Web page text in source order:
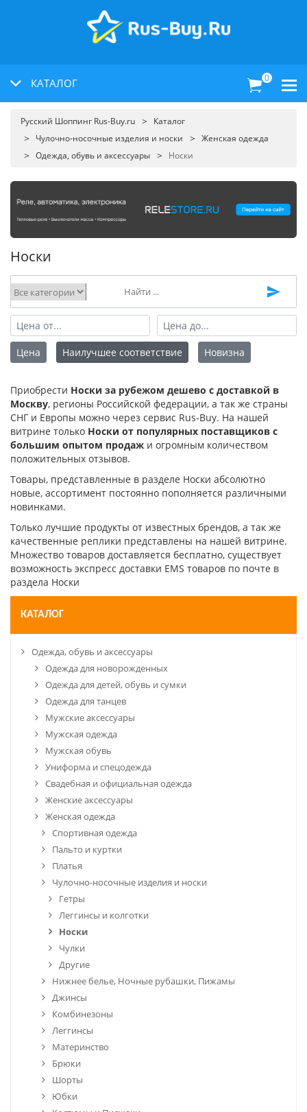
КАТАЛОГ 0
Русский Шоппинг Rus-Buy.ru
Каталог
Чулочно-носочные изделия и носки
Женская одежда
Одежда, обувь и аксессуары
Носки
Носки
КАТАЛОГ
Одежда, обувь и аксессуары
Одежда для новорожденных
Одежда для детей, обувь и сумки
Одежда для танцев
Мужские аксессуары
Мужская одежда
Мужская обувь
Униформа и спецодежда
Свадебная и официальная одежда
Женские аксессуары
Женская одежда
Спортивная одежда
Пальто и куртки
Платья
Чулочно-носочные изделия и носки
Гетры
Леггинсы и колготки
Носки
Чулки
Другие
Нижнее белье, Ночные рубашки, Пижамы
Джинсы
Комбинезоны
Леггинсы
Материнство
Брюки
Шорты
Юбки
Цена Наилучшее соответствие Новизна
Приобрести Носки за рубежом дешево с доставкой в
Москву, регионы Российской федерации, а так же страны
СНГ и Европы можно через сервис Rus-Buy. На нашей
витрине только Носки от популярных поставщиков с
большим опытом продаж и огромным количеством
положительных отзывов.
Товары, представленные в разделе Носки абсолютно
новые, ассортимент постоянно пополняется различными
новинками.
Только лучшие продукты от известных брендов, а так же
качественные реплики представлены на нашей витрине.
Множество товаров доставляется бесплатно, существует
возможность экспресс доставки EMS товаров по почте в
раздела Носки